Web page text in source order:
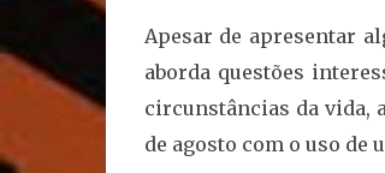
Apesar de apresentar
aborda questões
circunstâncias da vida,
de agosto com o uso de